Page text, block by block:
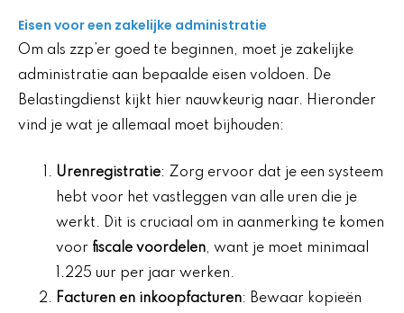
Eisen voor een zakelijke administratie
Om als zzp’er goed te beginnen, moet je zakelijke
administratie aan bepaalde eisen voldoen. De
Belastingdienst kijkt hier nauwkeurig naar. Hieronder
vind je wat je allemaal moet bijhouden:
Urenregistratie: Zorg ervoor dat je een systeem
hebt voor het vastleggen van alle uren die je
werkt. Dit is cruciaal om in aanmerking te komen
voor fiscale voordelen, want je moet minimaal
1.225 uur per jaar werken.
Facturen en inkoopfacturen: Bewaar kopieën